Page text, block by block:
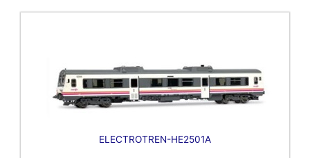
ELECTROTREN-HE2501A